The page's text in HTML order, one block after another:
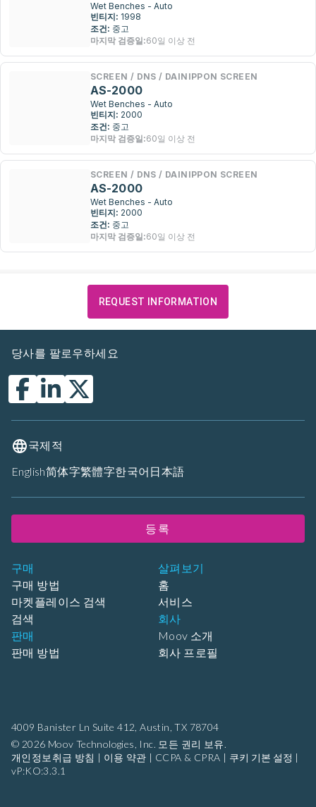
Wet Benches - Auto
빈티지: 1998
조건: 중고
마지막 검증일:60일 이상 전
SCREEN / DNS / DAINIPPON SCREEN
AS-2000
Wet Benches - Auto
빈티지: 2000
조건: 중고
마지막 검증일:60일 이상 전
SCREEN / DNS / DAINIPPON SCREEN
AS-2000
Wet Benches - Auto
빈티지: 2000
조건: 중고
마지막 검증일:60일 이상 전
REQUEST INFORMATION
4009 Banister Ln Suite 412, Austin, TX 78704
© 2026 Moov Technologies, Inc. 모든 권리 보유.
개인정보취급 방침 | 이용 약관 | CCPA & CPRA | 쿠키 기본 설정 |
vP:KO:3.3.1
구매
구매 방법
마켓플레이스 검색
검색
판매
판매 방법
살펴보기
홈
서비스
회사
Moov 소개
회사 프로필
당사를 팔로우하세요
국제적
English简体字繁體字한국어 日本語
등록